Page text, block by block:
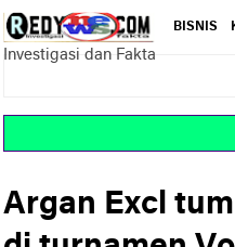
Investigasi dan Fakta
BISNIS
Argan Excl